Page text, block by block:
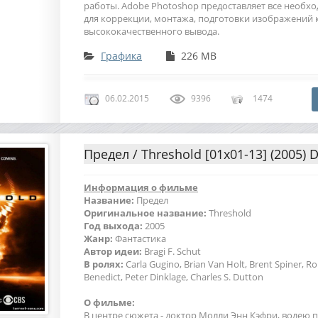
работы. Adobe Photoshop предоставляет все
для коррекции, монтажа, подготовки изображений
высококачественного вывода.
Графика 226 MB
06.02.2015 9396 1474
Предел / Threshold [01x01-13] (2005)
Информация о фильме
Название: Предел
Оригинальное название: Threshold
Год выхода: 2005
Жанр: Фантастика
Автор идеи: Bragi F. Schut
В ролях: Carla Gugino, Brian Van Holt, Brent Spiner,
Benedict, Peter Dinklage, Charles S. Dutton
О фильме:
В центре сюжета - доктор Молли Энн Кэфри, волею